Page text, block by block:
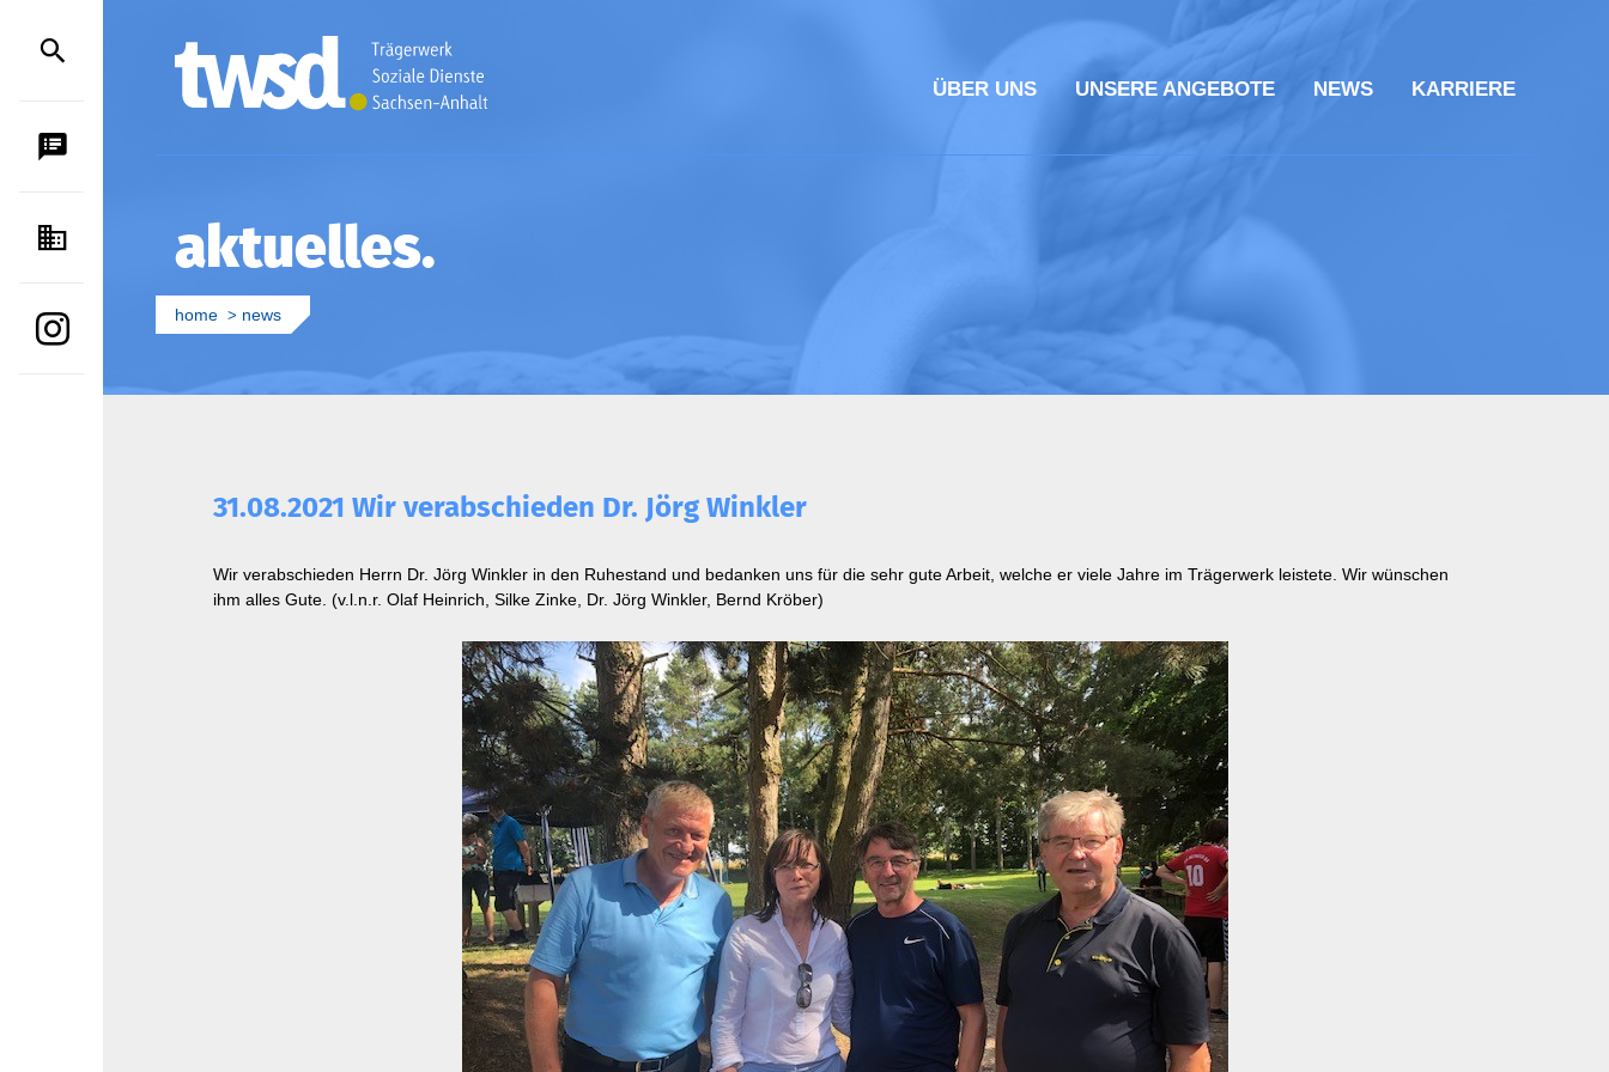
ÜBER UNS UNSERE ANGEBOTE NEWS KARRIERE
home news
aktuelles
31.08.2021 Wir verabschieden Dr. Jörg Winkler
Wir verabschieden Herrn Dr. Jörg Winkler in den Ruhestand und bedanken uns für die sehr gute Arbeit, welche er viele Jahre im Trägerwerk leistete. Wir wünschen
ihm alles Gute. (v.l.n.r. Olaf Heinrich, Silke Zinke, Dr. Jörg Winkler, Bernd Kröber)
KONTAKT
INSTAGRAM